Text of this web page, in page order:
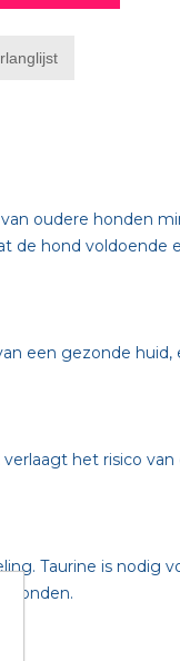
oudere honden
de hond voldoende
een gezonde huid,
het risico
Taurine is nodig
honden.